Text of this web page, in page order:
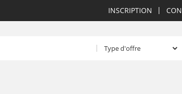
INSCRIPTION